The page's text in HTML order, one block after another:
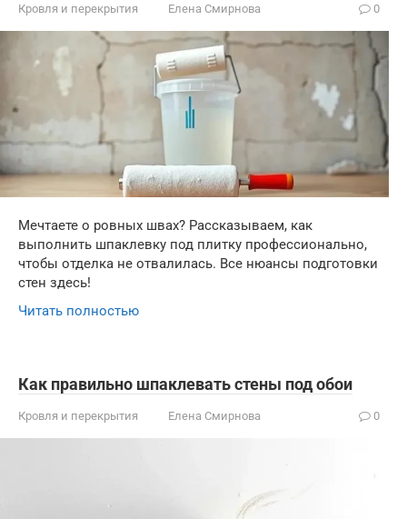
Кровля и перекрытия Елена Смирнова 0
Мечтаете о ровных швах? Рассказываем, как
выполнить шпаклевку под плитку профессионально,
чтобы отделка не отвалилась. Все нюансы подготовки
стен здесь!
Читать полностью
Как правильно шпаклевать стены под обои
Кровля и перекрытия Елена Смирнова 0